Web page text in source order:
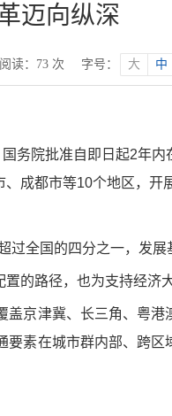
迈向纵深
阅读： 73次 字号： 大 中
务院批准自即日起2年
成都市等10个地区，开
全国的四分之一，发展
的路径，也为支持经济
京津冀、长三角、粤
素在城市群内部、跨